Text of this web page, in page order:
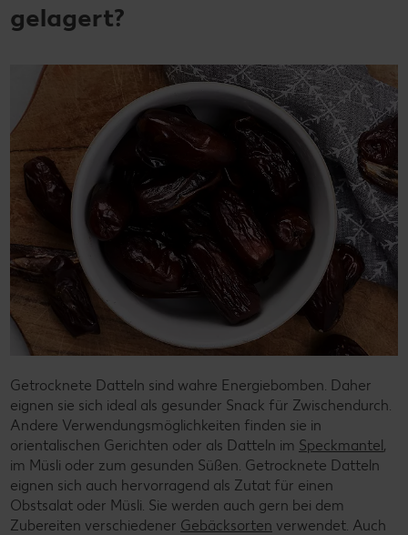
gelagert?
Getrocknete Datteln sind wahre Energiebomben. Daher
eignen sie sich ideal als gesunder Snack für Zwischendurch.
Andere Verwendungsmöglichkeiten finden sie in
orientalischen Gerichten oder als Datteln im Speckmantel,
im Müsli oder zum gesunden Süßen. Getrocknete Datteln
eignen sich auch hervorragend als Zutat für einen
Obstsalat oder Müsli. Sie werden auch gern bei dem
Zubereiten verschiedener Gebäcksorten verwendet. Auch